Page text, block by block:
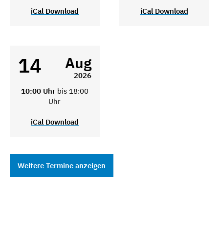
iCal Download iCal Download
14 Aug
2026
10:00 Uhr bis 18:00
Uhr
iCal Download
Weitere Termine anzeigen